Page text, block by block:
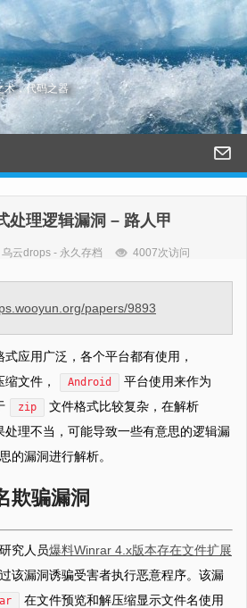
术，代码之器
处理逻辑漏洞 – 路人甲
乌云drops - 永久存档 4007次访问
papers/9893
式应用广泛，各个平台都有使用，
文件， Android 平台使用来作为
zip 文件格式比较复杂，在解析
处理不当，可能导致一些有意思的逻辑漏
的漏洞进行解析。
欺骗漏洞
究人员爆料Winrar 4.x版本存在文件扩展
该漏洞诱骗受害者执行恶意程序。该漏
在文件预览和解压缩显示文件名使用